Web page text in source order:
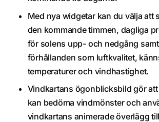
Med nya widgetar kan du välja att
den kommande timmen, dagliga
för solens upp- och nedgång
förhållanden som luftkvalitet,
temperaturer och vindhastighet.
Vindkartans ögonblicksbild gör
kan bedöma vindmönster och
vindkartans animerade överlägg